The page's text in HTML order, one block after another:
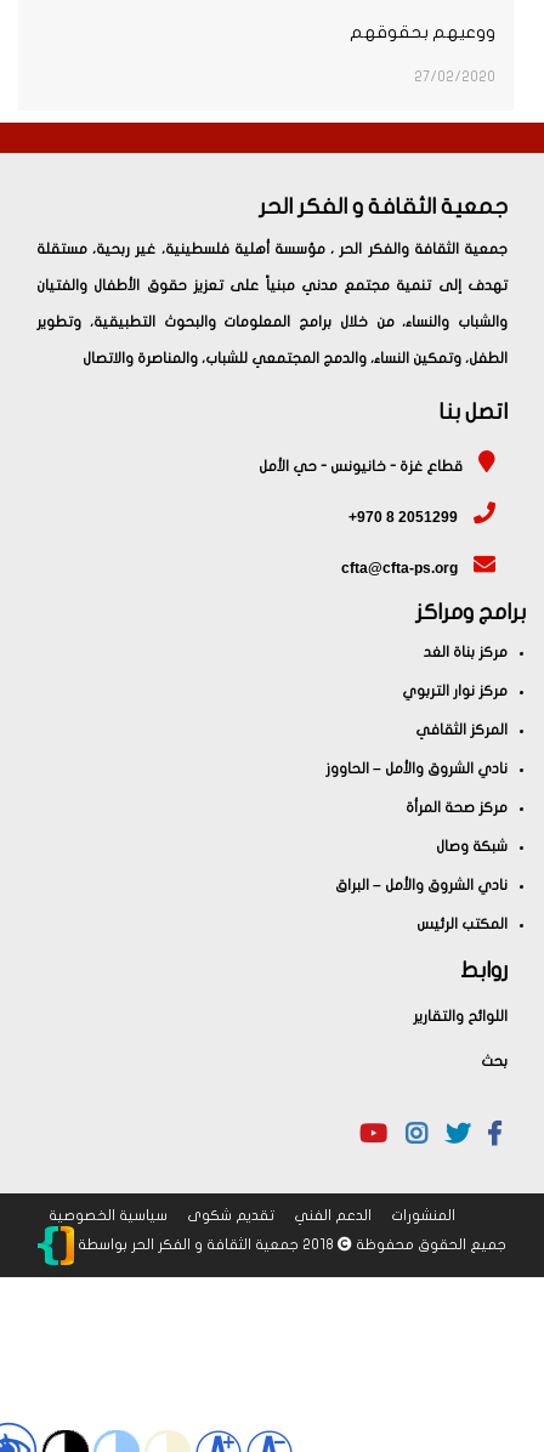
ووعيهم بحقوقهم
27/02/2020
جمعية الثقافة و الفكر الحر
جمعية الثقافة والفكر الحر ، مؤسسة أهلية فلسطينية، غير ربحية، مستقلة
تهدف إلى تنمية مجتمع مدني مبنياً على تعزيز حقوق الأطفال والفتيان
والشباب والنساء، من خلال برامج المعلومات والبحوث التطبيقية، وتطوير
الطفل، وتمكين النساء، والدمج المجتمعي للشباب، والمناصرة والاتصال
اتصل بنا
قطاع غزة - خانيونس - حي الأمل
+970 8 2051299
cfta@cfta-ps.org
ومراكز
مركز بناة الغد
مركز نوار التربوي
المركز الثقافي
نادي الشروق والأمل – الحاووز
مركز صحة المرأة
شبكة وصال
نادي الشروق والأمل – البراق
المكتب الرئيس
روابط
اللوائح والتقارير
المنشورات الدعم الفني تقديم شكوى سياسية الخصوصية
جميع الحقوق محفوظة 2018 جمعية الثقافة و الفكر الحر بواسطة